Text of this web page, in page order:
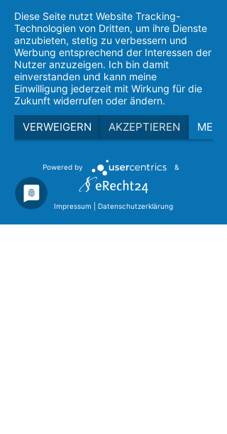
Diese Seite nutzt Website Tracking-
Technologien von Dritten, um ihre Dienste
anzubieten, stetig zu verbessern und
Werbung entsprechend der Interessen der
Nutzer anzuzeigen. Ich bin damit
einverstanden und kann meine
Einwilligung jederzeit mit Wirkung für die
Zukunft widerrufen oder ändern.
VERWEIGERN AKZEPTIEREN MEHR
Powered by &
Impressum Datenschutzerklärung